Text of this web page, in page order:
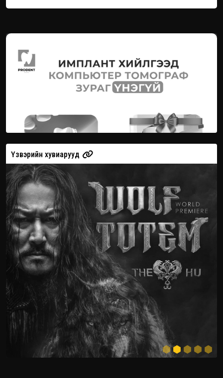
Үзвэрийн хувиарууд